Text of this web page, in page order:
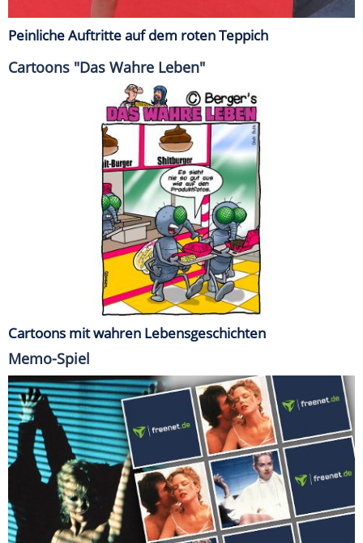
Peinliche Auftritte auf dem roten Teppich
Cartoons "Das Wahre Leben"
Cartoons mit wahren Lebensgeschichten
Memo-Spiel